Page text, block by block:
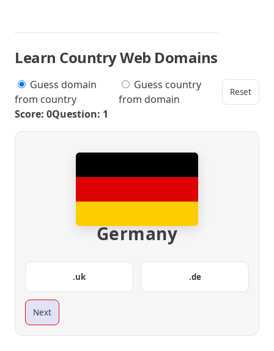
Learn Country Web Domains
Guess domain
from country
Guess country
from domain
Reset
Score: 0Question: 1
Germany
.uk .de
Next